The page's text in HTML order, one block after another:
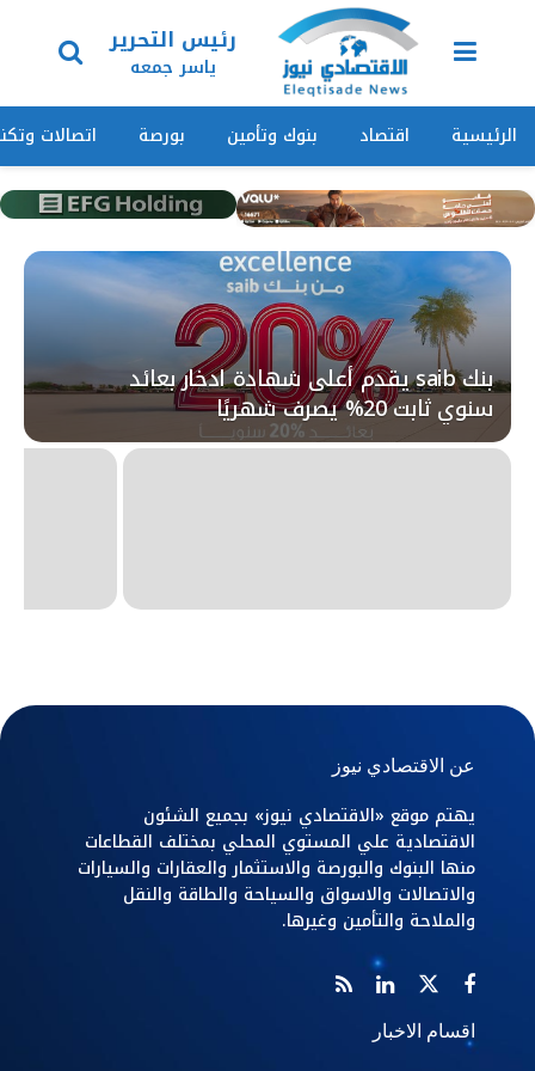
رئيس التحرير
ياسر جمعه
الرئيسية اقتصاد بنوك وتأمين بورصة اتصالات
بنك saib يقدم أعلى شهادة ادخار بعائد
سنوي ثابت 20% يصرف شهريًا
عن الاقتصادي نيوز
يهتم موقع «الاقتصادي نيوز» بجميع الشئون
الاقتصادية علي المستوي المحلي بمختلف القطاعات
منها البنوك والبورصة والاستثمار والعقارات والسيارات
والاتصالات والاسواق والسياحة والطاقة والنقل
والملاحة والتأمين وغيرها.
اقسام الاخبار